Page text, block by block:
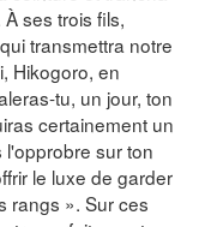
ses trois fils,
transmettra notre
Hikogoro, en
tu, un jour, ton
certainement un
l'opprobre sur ton
le luxe de garder
rangs ». Sur ces